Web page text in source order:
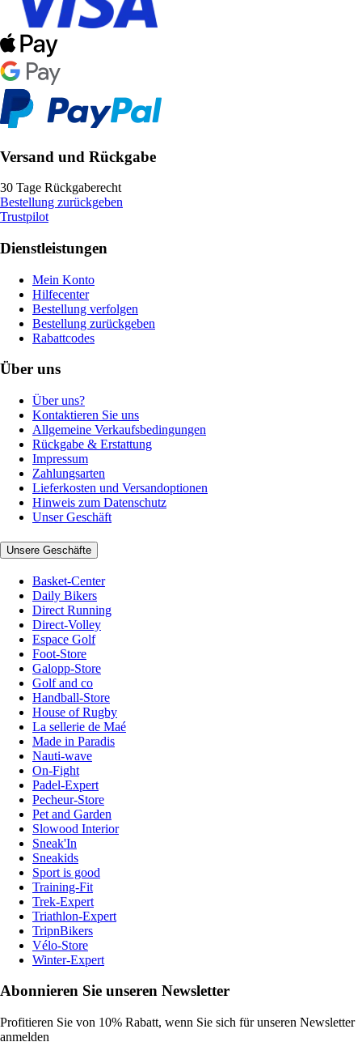
Versand und Rückgabe
30 Tage Rückgaberecht
Bestellung zurückgeben
Trustpilot
Dienstleistungen
Mein Konto
Hilfecenter
Bestellung verfolgen
Bestellung zurückgeben
Rabattcodes
Über uns
Über uns?
Kontaktieren Sie uns
Allgemeine Verkaufsbedingungen
Rückgabe & Erstattung
Impressum
Zahlungsarten
Lieferkosten und Versandoptionen
Hinweis zum Datenschutz
Unser Geschäft
Unsere Geschäfte
Basket-Center
Daily Bikers
Direct Running
Direct-Volley
Espace Golf
Foot-Store
Galopp-Store
Golf and co
Handball-Store
House of Rugby
La sellerie de Maé
Made in Paradis
Nauti-wave
On-Fight
Padel-Expert
Pecheur-Store
Pet and Garden
Slowood Interior
Sneak'In
Sneakids
Sport is good
Training-Fit
Trek-Expert
Triathlon-Expert
TripnBikers
Vélo-Store
Winter-Expert
Abonnieren Sie unseren Newsletter
Profitieren Sie von 10% Rabatt, wenn Sie sich für unseren Newsletter
anmelden